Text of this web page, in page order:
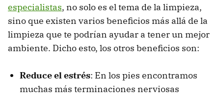
especialistas, no solo es el tema de la limpieza,
sino que existen varios beneficios más allá de la
limpieza que te podrían ayudar a tener un mejor
ambiente. Dicho esto, los otros beneficios son:
Reduce el estrés: En los pies encontramos
muchas más terminaciones nerviosas